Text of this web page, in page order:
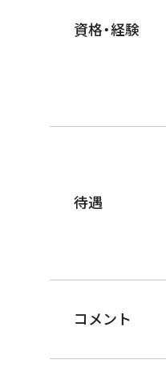
資格・経験
待遇
コメント